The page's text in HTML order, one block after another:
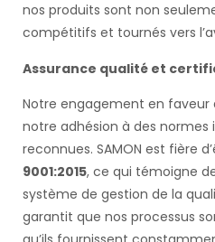
nos produits sont non
compétitifs et tournés vers
Assurance qualité et
Notre engagement en faveur
notre adhésion à des
reconnues. SAMON est fière
9001:2015, ce qui témoigne
système de gestion de la
garantit que nos processus